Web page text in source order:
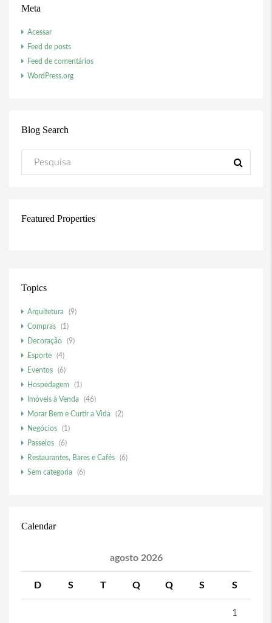
Meta
Acessar
Feed de posts
Feed de comentários
WordPress.org
Blog Search
Featured Properties
Topics
Arquitetura
(9)
Compras
(1)
Decoração
(9)
Esporte
(4)
Eventos
(6)
Hospedagem
(1)
Imóveis à Venda
(46)
Morar Bem e Curtir a Vida
(2)
Negócios
(1)
Passeios
(6)
Restaurantes, Bares e Cafés
(6)
Sem categoria
(6)
Calendar
agosto 2026
D S T Q Q S S
1